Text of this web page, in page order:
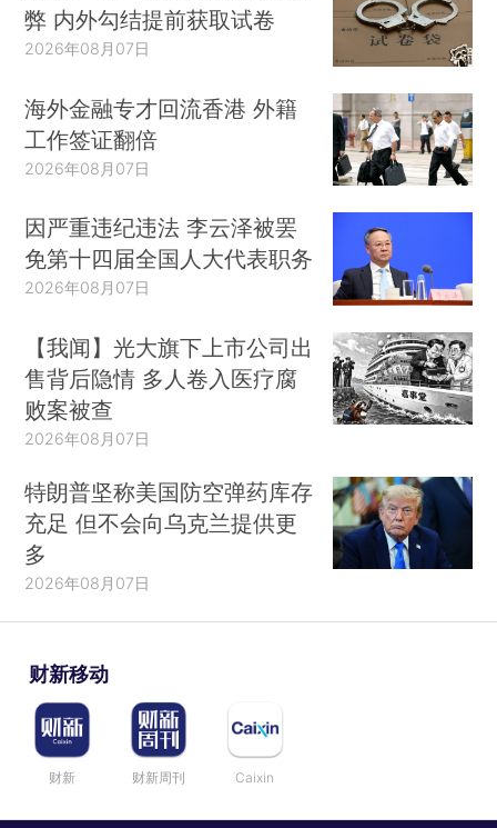
弊 内外勾结提前获取试卷
2026年08月07日
海外金融专才回流香港 外籍
工作签证翻倍
2026年08月07日
因严重违纪违法 李云泽被罢
免第十四届全国人大代表职务
2026年08月07日
【我闻】光大旗下上市公司出
售背后隐情 多人卷入医疗腐
败案被查
2026年08月07日
特朗普坚称美国防空弹药库存
充足 但不会向乌克兰提供更
多
2026年08月07日
财新移动
财新 财新周刊 Caixin